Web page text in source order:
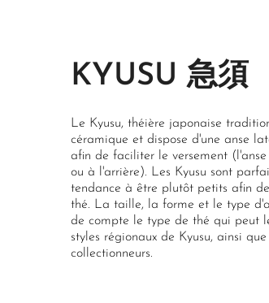
KYUSU 急須
Le Kyusu, théière japonaise
céramique et dispose d'une anse
afin de faciliter le versement
ou à l'arrière). Les Kyusu sont
tendance à être plutôt petits afin
thé. La taille, la forme et le type
de compte le type de thé qui peut
styles régionaux de Kyusu, ainsi
collectionneurs.